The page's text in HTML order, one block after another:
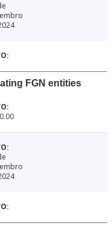
FGN entities